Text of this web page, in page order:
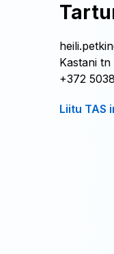
Kastani
+372
Liitu TAS